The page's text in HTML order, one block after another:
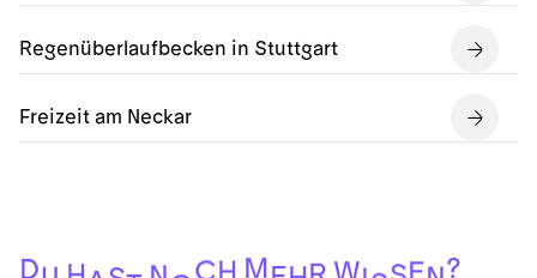
Regenüberlaufbecken in Stuttgart
Freizeit am Neckar
D M
?